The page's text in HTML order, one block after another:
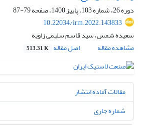
دوره 26، شماره 103، پاییز 1400، صفحه
79-87
10.22034/irm.2022.143833
سعیده شمس، سید قاسم سلیمی زاویه
مشاهده مقاله
اصل مقاله 513.31 K
مقالات آماده انتشار
شماره جاری